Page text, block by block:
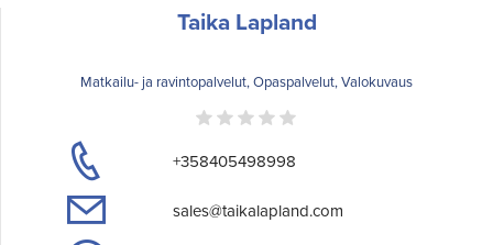
Taika Lapland
Matkailu- ja ravintopalvelut, Opaspalvelut, Valokuvaus
+358405498998
sales@taikalapland.com